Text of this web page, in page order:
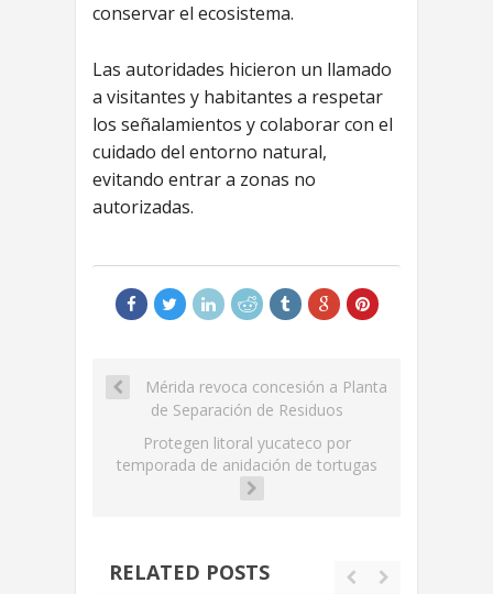
conservar el ecosistema.
Las autoridades hicieron un llamado
a visitantes y habitantes a respetar
los señalamientos y colaborar con el
cuidado del entorno natural,
evitando entrar a zonas no
autorizadas.
Mérida revoca concesión a Planta
de Separación de Residuos
Protegen litoral yucateco por
temporada de anidación de tortugas
RELATED POSTS